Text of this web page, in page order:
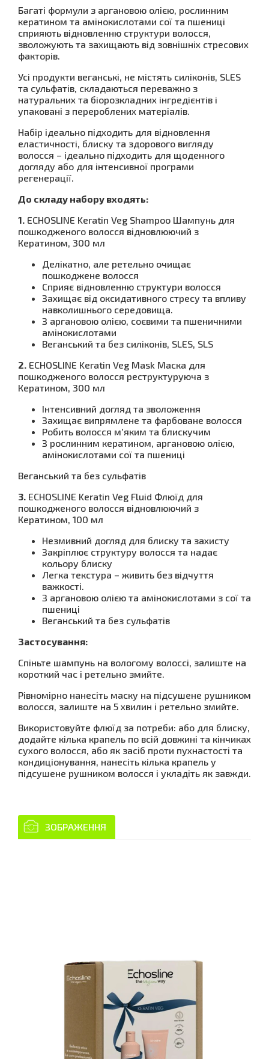
Багаті формули з аргановою олією, рослинним
кератином та амінокислотами сої та пшениці
сприяють відновленню структури волосся,
зволожують та захищають від зовнішніх стресових
факторів.
Усі продукти веганські, не містять силіконів, SLES
та сульфатів, складаються переважно з
натуральних та біорозкладних інгредієнтів і
упаковані з перероблених матеріалів.
Набір ідеально підходить для відновлення
еластичності, блиску та здорового вигляду
волосся – ідеально підходить для щоденного
догляду або для інтенсивної програми
регенерації.
До складу набору входять:
1. ECHOSLINE Keratin Veg Shampoo Шампунь для
пошкодженого волосся відновлюючий з
Кератином, 300 мл
Делікатно, але ретельно очищає
пошкоджене волосся
Сприяє відновленню структури волосся
Захищає від оксидативного стресу та впливу
навколишнього середовища.
З аргановою олією, соєвими та пшеничними
амінокислотами
Веганський та без силіконів, SLES, SLS
2. ECHOSLINE Keratin Veg Mask Маска для
пошкодженого волосся реструктуруюча з
Кератином, 300 мл
Інтенсивний догляд та зволоження
Захищає випрямлене та фарбоване волосся
Робить волосся м'яким та блискучим
З рослинним кератином, аргановою олією,
амінокислотами сої та пшениці
Веганський та без сульфатів
3. ECHOSLINE Keratin Veg Fluid Флюїд для
пошкодженого волосся відновлюючий з
Кератином, 100 мл
Незмивний догляд для блиску та захисту
Закріплює структуру волосся та надає
кольору блиску
Легка текстура – ​​живить без відчуття
важкості.
З аргановою олією та амінокислотами з сої та
пшениці
Веганський та без сульфатів
Застосування:
Спіньте шампунь на вологому волоссі, залиште на
короткий час і ретельно змийте.
Рівномірно нанесіть маску на підсушене рушником
волосся, залиште на 5 хвилин і ретельно змийте.
Використовуйте флюїд за потреби: або для блиску,
додайте кілька крапель по всій довжині та кінчиках
сухого волосся, або як засіб проти пухнастості та
кондиціонування, нанесіть кілька крапель у
підсушене рушником волосся і укладіть як завжди.
ЗОБРАЖЕННЯ